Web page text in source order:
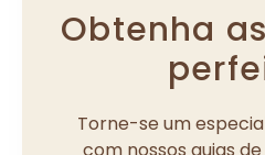
Obtenha
Torne-se um